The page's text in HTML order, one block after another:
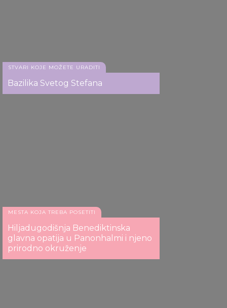
STVARI KOJE MOŽETE URADITI
Bazilika Svetog Stefana
MESTA KOJA TREBA POSETITI
Hiljadugodišnja Benediktinska
glavna opatija u Panonhalmi i njeno
prirodno okruženje